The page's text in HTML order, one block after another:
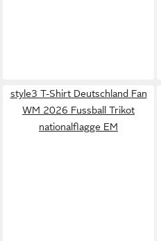
style3 T-Shirt Deutschland Fan
WM 2026 Fussball Trikot
nationalflagge EM